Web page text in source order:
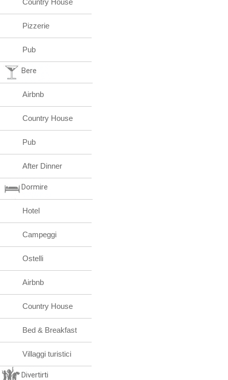
Country House
Pizzerie
Pub
Bere
Airbnb
Country House
Pub
After Dinner
Dormire
Hotel
Campeggi
Ostelli
Airbnb
Country House
Bed & Breakfast
Villaggi turistici
Divertirti